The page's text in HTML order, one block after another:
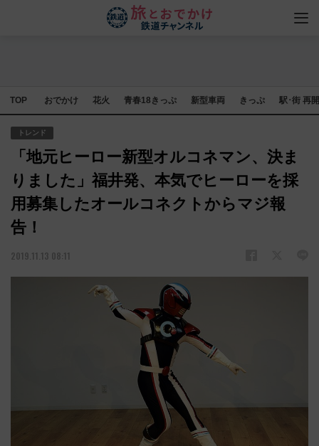
TOP おでかけ 花火 青春18きっぷ 新型車両 きっぷ 駅･街 再
トレンド
「地元ヒーロー新型オルコネマン、決ま
りました」福井発、本気でヒーローを採
用募集したオールコネクトからマジ報
告！
2019.11.13 08:11